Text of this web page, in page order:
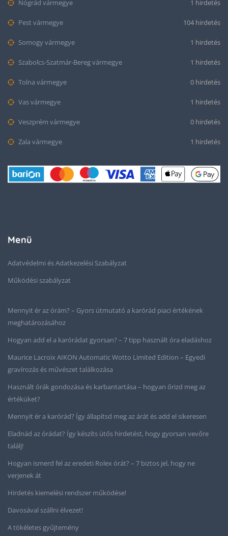
Nógrád vármegye 1 hirdetés
Pest vármegye 104 hirdetés
Somogy vármegye 1 hirdetés
Szabolcs-Szatmár-Bereg vármegye 1 hirdetés
Tolna vármegye 0 hirdetés
Vas vármegye 1 hirdetés
Veszprém vármegye 0 hirdetés
Zala vármegye 1 hirdetés
Menü
Adatvédelmi és Adatkezelési Szabályzat
Működési szabályzat
Mennyit ér az órám? – Gyors útmutató a karórád piaci értékének
meghatározásához
Hogyan add el a karórádat gyorsan? – 7 tipp használt óra eladáshoz
Maurice Lacroix AIKON Automatic Wotto Limited Edition – Egyedi
gravírozás és művészet találkozása
Használt órák gondozása és karbantartása – hogyan őrizd meg az
értéküket?
Mennyit ér a karórád? Így állapítsd meg az árát és add el sikeresen
Eladnád az órádat? Így készíts ütős hirdetést, hogy gyorsan vevőre
találj!
Hogyan ismerd fel az eredeti Rolex órát? – 7 biztos jel, hogy ne
verjenek át
Hirdetés kiemelési rendszer működése!
Davosával szállni élvezet!
A tökéletes gyűjtemény